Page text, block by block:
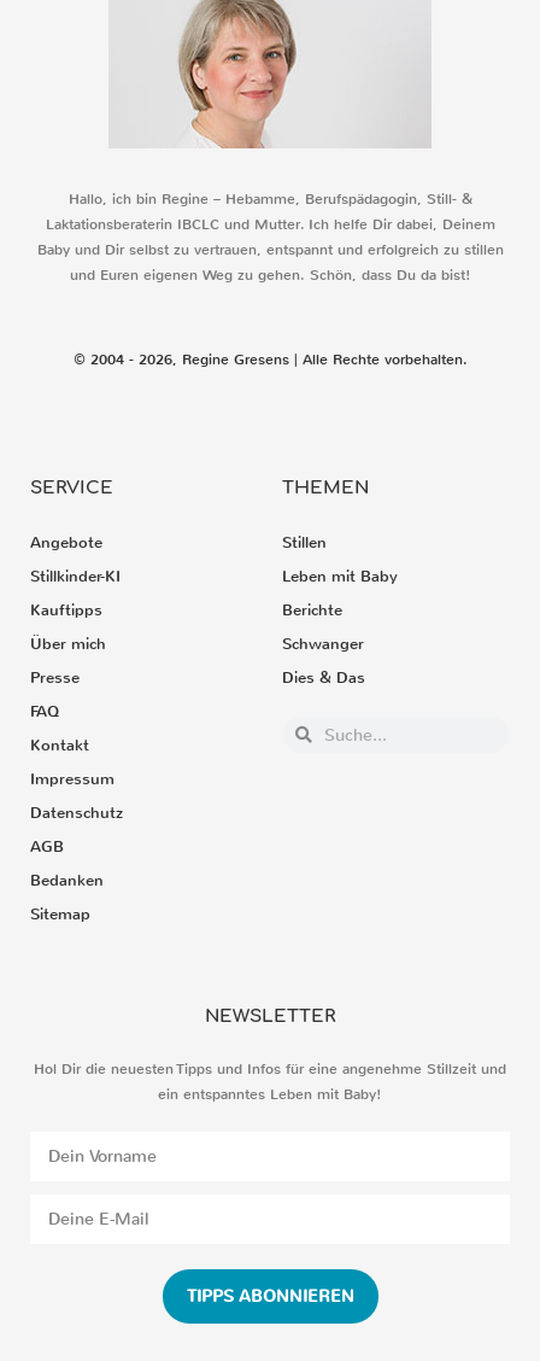
Hallo, ich bin Regine – Hebamme, Berufspädagogin, Still- &
Laktationsberaterin IBCLC und Mutter. Ich helfe Dir dabei, Deinem
Baby und Dir selbst zu vertrauen, entspannt und erfolgreich zu stillen
und Euren eigenen Weg zu gehen. Schön, dass Du da bist!
© 2004 - 2026, Regine Gresens | Alle Rechte vorbehalten.
SERVICE
Angebote
Stillkinder-KI
Kauftipps
Über mich
Presse
FAQ
Kontakt
Impressum
Datenschutz
AGB
Bedanken
Sitemap
THEMEN
Stillen
Leben mit Baby
Berichte
Schwanger
Dies & Das
NEWSLETTER
Hol Dir die neuesten Tipps und Infos für eine angenehme Stillzeit und
ein entspanntes Leben mit Baby!
TIPPS ABONNIEREN